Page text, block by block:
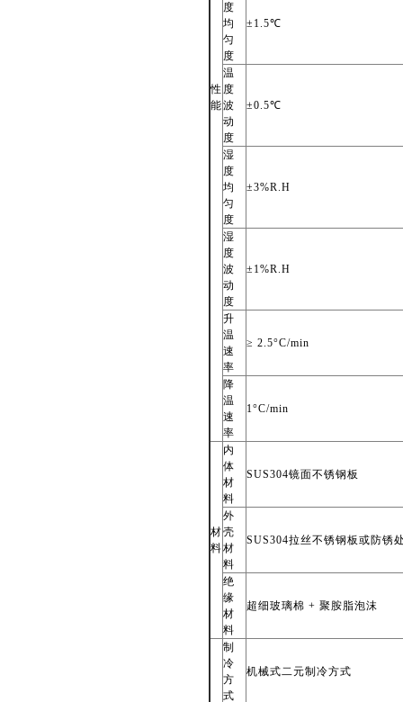
性
能
度
均
匀
度
±1.5℃
温
度
波
动
度
±0.5℃
湿
度
均
匀
度
±3%R.H
湿
度
波
动
度
±1%R.H
升
温
速
率
≥ 2.5°C/min
降
温
速
率
1°C/min
材
料
内
体
材
料
SUS304镜面不锈钢板
外
壳
材
料
SUS304拉丝不锈钢板或防锈
绝
缘
材
料
超细玻璃棉 + 聚胺脂泡沫
制
冷
方
式
机械式二元制冷方式